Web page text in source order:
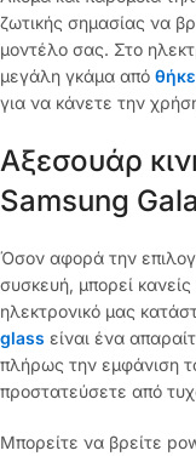
ζωτικής σημασίας να
μοντέλο σας. Στο
μεγάλη γκάμα από
για να κάνετε την
Αξεσουάρ
Samsung
Όσον αφορά την
συσκευή, μπορεί κανείς
ηλεκτρονικό μας
glass είναι ένα
πλήρως την εμφάνιση
προστατεύσετε από
Μπορείτε να βρείτε